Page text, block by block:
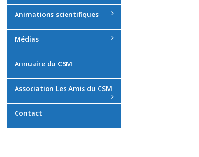
Animations scientifiques
Médias
Annuaire du CSM
Association Les Amis du CSM
Contact